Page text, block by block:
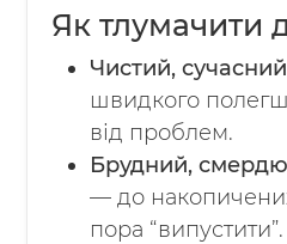
Як тлумачити
Чистий,
швидкого
від проблем.
Брудний,
— до
пора “випустити”.